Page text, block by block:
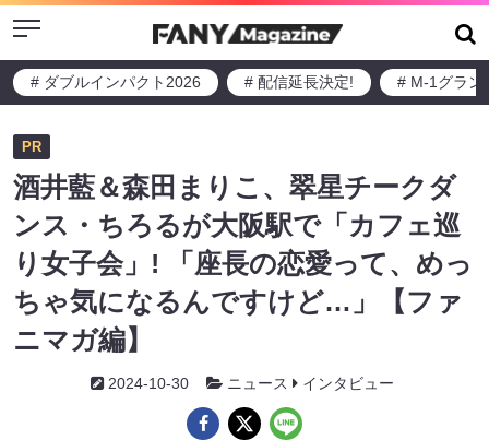
Menu
# ダブルインパクト2026 # 配信延長決定! # M-1グラン
PR
酒井藍＆森田まりこ、翠星チークダ
ンス・ちろるが大阪駅で「カフェ巡
り女子会」! 「座長の恋愛って、めっ
ちゃ気になるんですけど…」【ファ
ニマガ編】
2024-10-30 ニュース インタビュー